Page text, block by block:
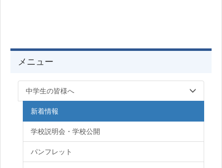
メニュー
中学生の皆様へ
新着情報
学校説明会・学校公開
パンフレット